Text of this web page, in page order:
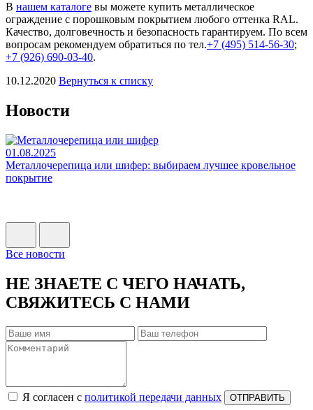
В нашем каталоге вы можете купить металлическое
ограждение с порошковым покрытием любого оттенка RAL.
Качество, долговечность и безопасность гарантируем. По всем
вопросам рекомендуем обратиться по тел.+7 (495) 514-56-30;
+7 (926) 690-03-40.
10.12.2020 Вернуться к списку
Новости
01.08.2025
Металлочерепица или шифер: выбираем лучшее кровельное
покрытие
Все новости
НЕ ЗНАЕТЕ С ЧЕГО НАЧАТЬ,
СВЯЖИТЕСЬ С НАМИ
Я согласен с политикой передачи данных ОТПРАВИТЬ